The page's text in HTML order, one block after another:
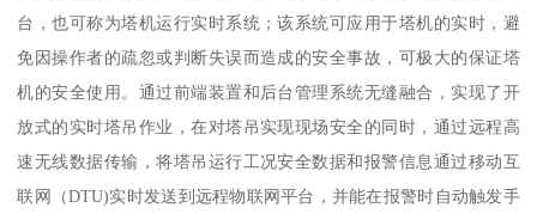
台，也可称为塔机运行实时系统；该系统可应用于塔机的实时，避
免因操作者的疏忽或判断失误而造成的安全事故，可极大的保证塔
机的安全使用。通过前端装置和后台管理系统无缝融合，实现了开
放式的实时塔吊作业，在对塔吊实现现场安全的同时，通过远程高
速无线数据传输，将塔吊运行工况安全数据和报警信息通过移动互
联网（DTU)实时发送到远程物联网平台，并能在报警时自动触发手